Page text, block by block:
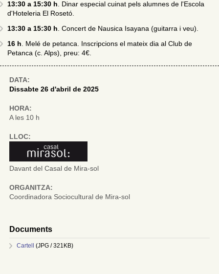
13:30 a 15:30 h. Dinar especial cuinat pels alumnes de l'Escola
d'Hoteleria El Rosetó.
13:30 a 15:30 h. Concert de Nausica Isayana (guitarra i veu).
16 h. Melé de petanca. Inscripcions el mateix dia al Club de
Petanca (c. Alps), preu: 4€.
DATA:
Dissabte 26 d'abril de 2025
HORA:
A les 10 h
LLOC:
Davant del Casal de Mira-sol
ORGANITZA:
Coordinadora Sociocultural de Mira-sol
Documents
Cartell (JPG / 321KB)